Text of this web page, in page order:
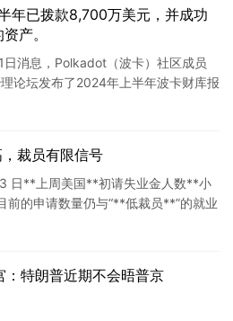
年已拨款8,700万美元，并成功
产。
消息，Polkadot（波卡）社区成员
论坛发布了2024年上半年波卡财库报
裁员有限信号
日**上周美国**初请失业金人数**小
前的申请数量仍与“**低裁员**”的就业
：特朗普近期不会晤普京